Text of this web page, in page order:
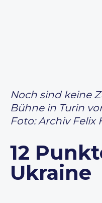
Noch sind keine
Bühne in Turin
Foto: Archiv Felix
12
Ukraine